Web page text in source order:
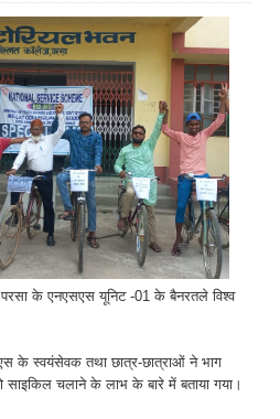
के एनएसएस यूनिट -01 के बैनरतले विश्व
के स्वयंसेवक तथा छात्र-छात्राओं ने भाग
साइकिल चलाने के लाभ के बारे में बताया गया।